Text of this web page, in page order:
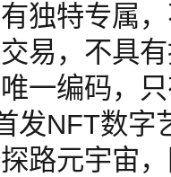
独特专属
易，不具
一编码，
发NFT数
路元宇宙